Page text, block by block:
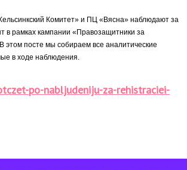
Комитет» и ПЦ «Вясна» наблюдают за
в рамках кампании «Правозащитники за
этом посте мы собираем все аналитические
в ходе наблюдения.
po-nabljudeniju-za-rehistraciei-